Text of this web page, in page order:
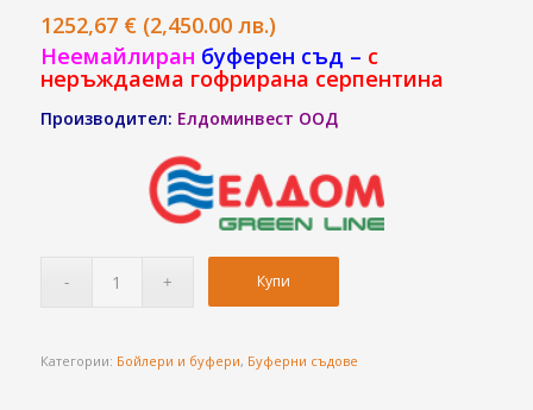
1252,67 € (2,450.00 лв.)
Неемайлиран буферен съд – с
неръждаема гофрирана серпентина
Производител: Елдоминвест ООД
Купи
Категории: Бойлери и буфери, Буферни съдове